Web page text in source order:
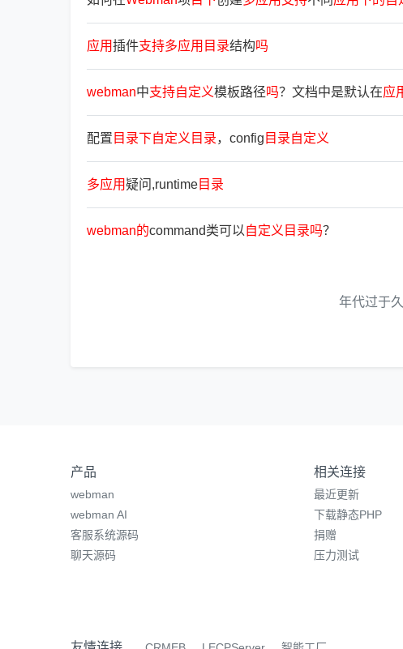
应用插件支持多应用 目 录结构吗
webman中支持自定义模板路径吗？文档中是默认在应
配置 目 录下自定义 目 录，config 目 录自定义
多应用疑问,runtime目 录
webman的command类可以 自定义 目 录吗？
年代过于
产品
webman
webman AI
客服系统源码
聊天源码
相关连接
最近更新
下载静态PHP
捐赠
压力测试